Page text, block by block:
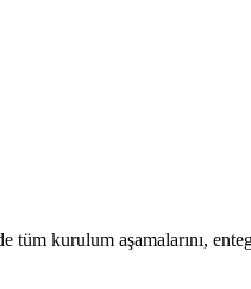
kurulum aşamalarını,